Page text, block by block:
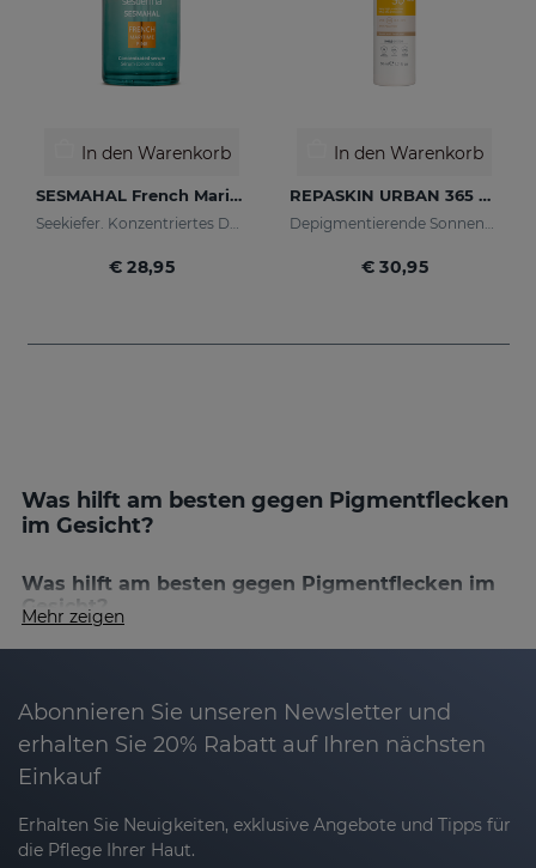
In den Warenkorb
SESMAHAL French Maritime Pine
€ 28,95
In den Warenkorb
REPASKIN URBAN 365 Depigmenting LSF50+
€ 30,95
Was hilft am besten gegen Pigmentflecken
im Gesicht?
Was hilft am besten gegen Pigmentflecken im
Gesicht?
Schutz. Die Produkte von Sesderma kombinieren
wirkungsvolle Inhaltsstoffe wie Tranexamsäure,
Kojisäure und Vitamin C, die gemeinsam wirken,
um Flecken zu reduzieren, den Hautton zu
vereinheitlichen und deren erneutes Auftreten zu
verhindern.
Mehr zeigen
Abonnieren Sie unseren Newsletter und
erhalten Sie 20% Rabatt auf Ihren nächsten
Einkauf
Erhalten Sie Neuigkeiten, exklusive Angebote und Tipps für
die Pflege Ihrer Haut.